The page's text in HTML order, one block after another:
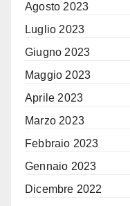
Agosto 2023
Luglio 2023
Giugno 2023
Maggio 2023
Aprile 2023
Marzo 2023
Febbraio 2023
Gennaio 2023
Dicembre 2022